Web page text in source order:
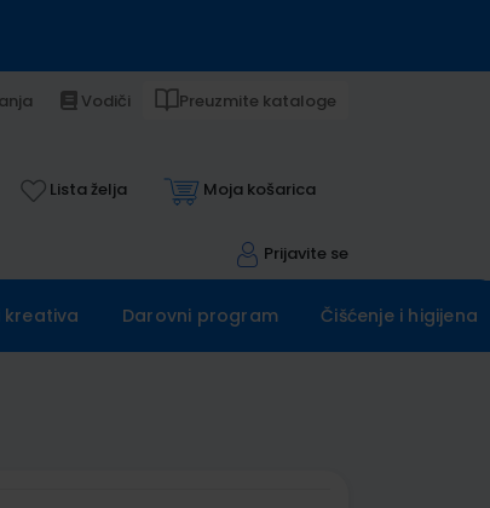
Vodiči Preuzmite kataloge
Lista želja Moja košarica
Prijavite se
kreativa Darovni program Čišćenje i higijena